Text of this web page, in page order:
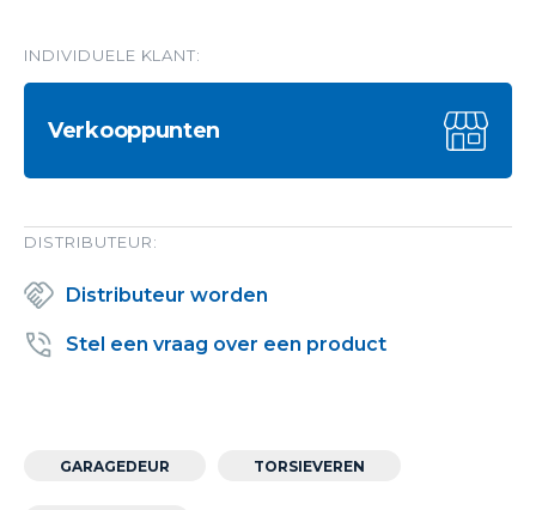
INDIVIDUELE KLANT:
Verkooppunten
DISTRIBUTEUR:
Distributeur worden
Stel een vraag over een product
GARAGEDEUR TORSIEVEREN